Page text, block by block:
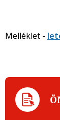
Melléklet -